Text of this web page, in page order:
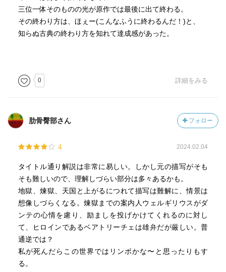
❐色
煉獄編では色の描写も多いです。天使の衣装、台座、ベア
トリーチェの衣装、星、森や川などの自然。色には意味も
❐教会のこと
だ。『煉獄編』では神と人間との関わり、ローマ統治につ
いてのダンテの考えが書かれているらしい。「ローマに
しかしそれが争うようになり、ローマ教会が世俗の支配と
り現世が乱れた」
❐フランス王朝？
なんかヨーロッパを席巻していたフランス王家の歴史が語
られるらしい。繁栄の陰で、神の教えをないがしろにした
悪行が…というダンテの批判があるらしい。
煉獄にいるのは、十世紀末にフランク王朝を襲ってカペー
朝を創ったユーグ・カペー。元は肉屋？彼からヴァロア
朝、ブルボン朝など近世フランス王朝の栄になる。
みたいな感じ
そしていよいよ最後の炎をくぐると、ベアトリーチェが案
待っているぞ！」と励ますのであった…何度もしつこいが
〜東の空は薔薇色に染まり、西の空は清らかに澄み、さな
がら遠い日に見た朝ぼらけのような気配の中に、白いヴェ
おー！
ついにベアトリーチェ降臨！
ダンテは「ああ全身の血が沸き返ります 昔日の感動が炎
となって…」
と口走り恥ずかしがる
ところがここから何故かベアトリーチェのお説教が始まる
咎めて咎め抜いてとことんなじり倒す！
苦しい旅のすえ、ようやくたどり着いたのに…ひどい
三位一体そのものの光が原作では最後に出て終わる。
その終わり方は、ほぇー(こんなふうに終わるんだ！)と、
知らぬ古典の終わり方を知れて達成感があった。
0 詳細をみる
肋骨臀部さん フォロー
4 2024.02.04
タイトル通り解説は非常に易しい。しかし元の描写がそも
そも難しいので、理解しづらい部分は多々あるかも。
地獄、煉獄、天国と上がるにつれて描写は難解に、情景は
想像しづらくなる。煉獄までの案内人ウェルギリウスがダ
ンテの心情を慮り、励ましを投げかけてくれるのに対し
て、ヒロインであるベアトリーチェは雄弁だが厳しい。普
通逆では？
私が死んだらこの世界ではリンボかな〜と思ったりもす
る。